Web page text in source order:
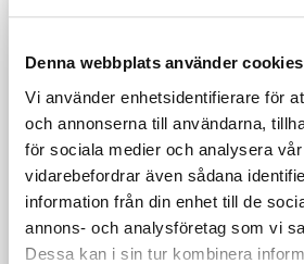
Denna webbplats använder cookies
Vi använder enhetsidentifierare för
och annonserna till användarna,
för sociala medier och analysera
vidarebefordrar även sådana
information från din enhet till de
annons- och analysföretag som vi
Dessa kan i sin tur kombinera